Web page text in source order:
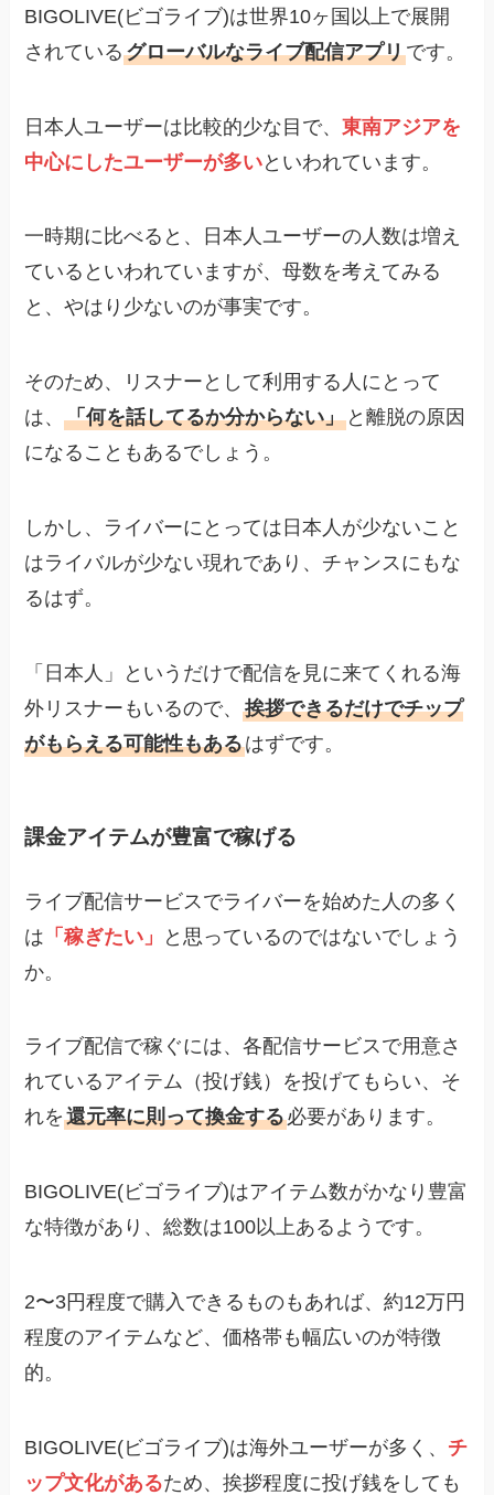
BIGOLIVE(ビゴライブ)は世界10ヶ国以上で展開
されているグローバルなライブ配信アプリです。
日本人ユーザーは比較的少な目で、東南アジアを
中心にしたユーザーが多いといわれています。
一時期に比べると、日本人ユーザーの人数は増え
ているといわれていますが、母数を考えてみる
と、やはり少ないのが事実です。
そのため、リスナーとして利用する人にとって
は、「何を話してるか分からない」 と離脱の原因
になることもあるでしょう。
しかし、ライバーにとっては日本人が少ないこと
はライバルが少ない現れであり、チャンスにもな
るはず。
「日本人」というだけで配信を見に来てくれる海
外リスナーもいるので、挨拶できるだけでチップ
がもらえる可能性もあるはずです。
課金アイテムが豊富で稼げる
ライブ配信サービスでライバーを始めた人の多く
は 「稼ぎたい」
と思っているのではないでしょう
か。
ライブ配信で稼ぐには、各配信サービスで用意さ
れているアイテム（投げ銭）を投げてもらい、そ
れを還元率に則って換金する必要があります。
BIGOLIVE(ビゴライブ)はアイテム数がかなり豊富
な特徴があり、総数は100以上あるようです。
2〜3円程度で購入できるものもあれば、約12万円
程度のアイテムなど、価格帯も幅広いのが特徴
的。
BIGOLIVE(ビゴライブ)は海外ユーザーが多く、 チ
ップ文化があるため、挨拶程度に投げ銭をしても